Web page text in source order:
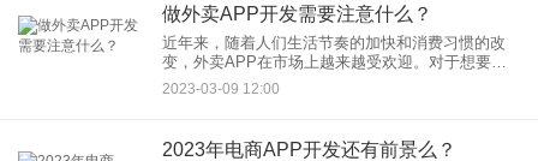
做外卖APP开发需要注意什么？
近年来，随着人们生活节奏的加快和消费习惯的改
变，外卖APP在市场上越来越受欢迎。对于想要开
发一款外卖APP的人来说，需要注意以下几点。 1.
用户体验 用户体验是外卖
2023-03-09 12:00
2023年电商APP开发还有前景么？